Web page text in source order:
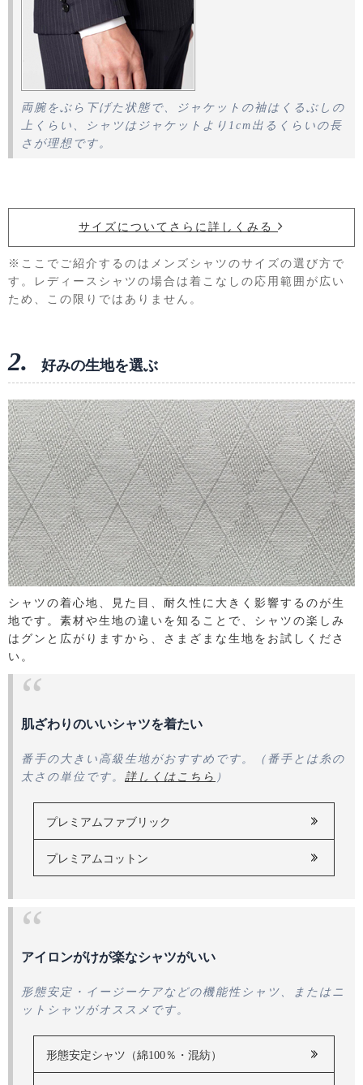
両腕をぶら下げた状態で、ジャケットの袖はくるぶしの
上くらい、シャツはジャケットより1cm出るくらいの長
さが理想です。
サイズについてさらに詳しくみる
※ここでご紹介するのはメンズシャツのサイズの選び方で
す。レディースシャツの場合は着こなしの応用範囲が広い
ため、この限りではありません。
2. 好みの生地を選ぶ
シャツの着心地、見た目、耐久性に大きく影響するのが生
地です。素材や生地の違いを知ることで、シャツの楽しみ
はグンと広がりますから、さまざまな生地をお試しくださ
い。
肌ざわりのいいシャツを着たい
番手の大きい高級生地がおすすめです。（番手とは糸の
太さの単位です。 詳しくはこちら ）
プレミアムファブリック
プレミアムコットン
アイロンがけが楽なシャツがいい
形態安定・イージーケアなどの機能性シャツ、またはニ
ットシャツがオススメです。
形態安定シャツ（綿100％・混紡）